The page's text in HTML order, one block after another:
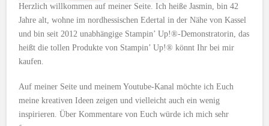
Herzlich willkommen auf meiner Seite. Ich heiße Jasmin, bin 42
Jahre alt, wohne im nordhessischen Edertal in der Nähe von Kassel
und bin seit 2012 unabhängige Stampin’ Up!®-Demonstratorin, das
heißt die tollen Produkte von Stampin’ Up!® könnt Ihr bei mir
kaufen.
Auf meiner Seite und meinem Youtube-Kanal möchte ich Euch
meine kreativen Ideen zeigen und vielleicht auch ein wenig
inspirieren. Über Kommentare von Euch würde ich mich sehr